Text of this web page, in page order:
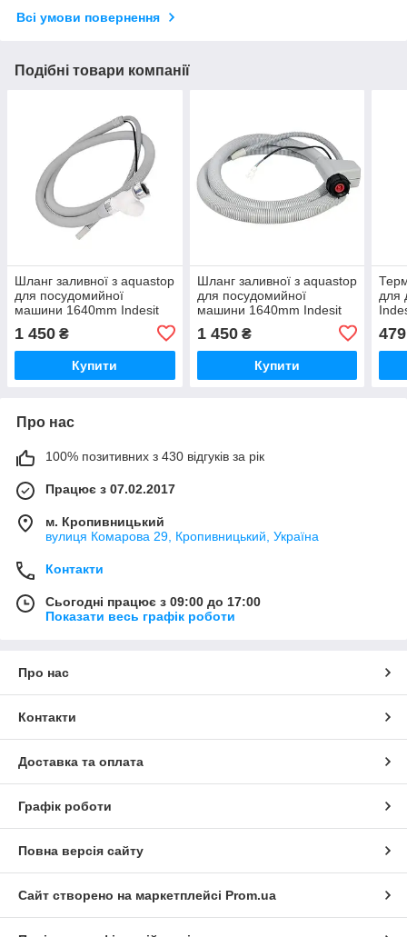
Всі умови повернення
Подібні товари компанії
Шланг заливної з aquastop
для посудомийної
машини 1640mm Indesit
1 450 ₴
Купити
Шланг заливної з aquastop
для посудомийної
машини 1640mm Indesit
1 450₴
Купити
для
479
Про нас
100% позитивних з 430 відгуків за рік
Працює з 07.02.2017
м. Кропивницький
вулиця Комарова 29, Кропивницький, Україна
Контакти
Сьогодні працює з 09:00 до 17:00
Показати весь графік роботи
Про нас
Контакти
Доставка та оплата
Графік роботи
Повна версія сайту
Сайт створено на маркетплейсі Prom.ua